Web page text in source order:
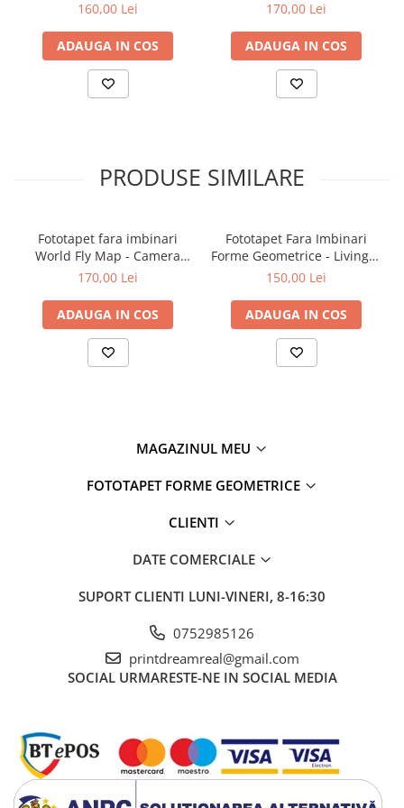
160,00 Lei
ADAUGA IN COS
170,00 Lei
ADAUGA IN COS
PRODUSE SIMILARE
Fototapet fara imbinari
World Fly Map - Camera
Copilului
170,00 Lei
ADAUGA IN COS
Fototapet Fara Imbinari
Forme Geometrice - Living &
Dormitor
150,00 Lei
ADAUGA IN COS
MAGAZINUL MEU
FOTOTAPET FORME GEOMETRICE
CLIENTI
DATE COMERCIALE
SUPORT CLIENTI LUNI-VINERI, 8-16:30
0752985126
printdreamreal@gmail.com
SOCIAL URMARESTE-NE IN SOCIAL MEDIA